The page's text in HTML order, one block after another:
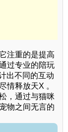
注重的是提高
过专业的陪玩
出不同的互动
情释放天X 。
，通过与猫咪
物之间无言的